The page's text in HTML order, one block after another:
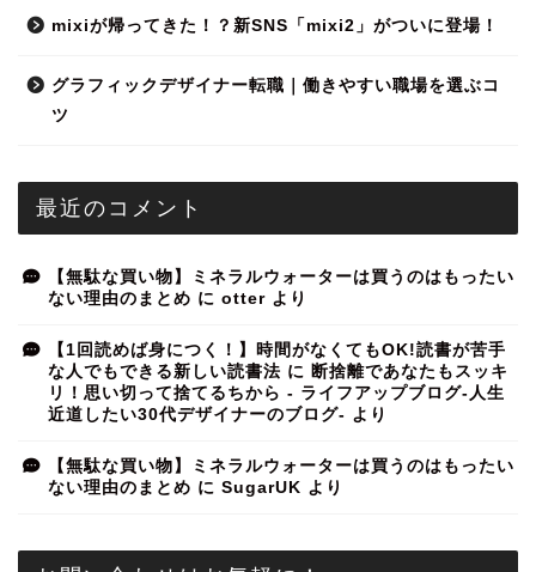
mixiが帰ってきた！？新SNS「mixi2」がついに登場！
グラフィックデザイナー転職｜働きやすい職場を選ぶコ
ツ
最近のコメント
【無駄な買い物】ミネラルウォーターは買うのはもったい
ない理由のまとめ に otter より
【1回読めば身につく！】時間がなくてもOK!読書が苦手
な人でもできる新しい読書法 に 断捨離であなたもスッキ
リ！思い切って捨てるちから - ライフアップブログ-人生
近道したい30代デザイナーのブログ- より
【無駄な買い物】ミネラルウォーターは買うのはもったい
ない理由のまとめ に SugarUK より